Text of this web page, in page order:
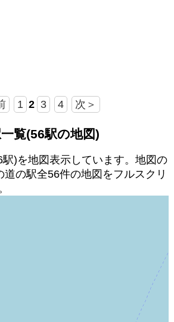
1 2 3 4 次＞
覧(56駅の地図)
)を地図表示しています。地図の
の駅全56件の地図をフルスクリ